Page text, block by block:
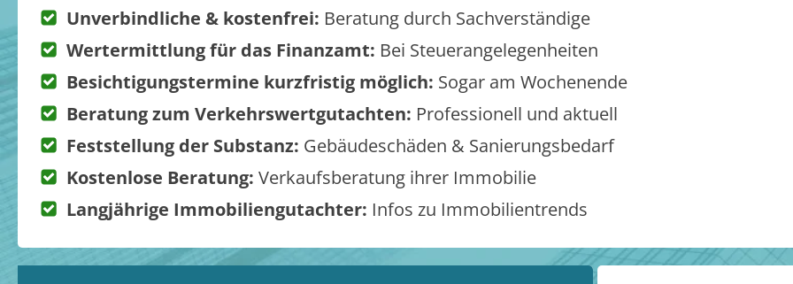
Unverbindliche & kostenfrei: Beratung durch Sachverständige
Wertermittlung für das Finanzamt: Bei Steuerangelegenheiten
Besichtigungstermine kurzfristig möglich: Sogar am Wochenende
Beratung zum Verkehrswertgutachten: Professionell und aktuell
Feststellung der Substanz: Gebäudeschäden & Sanierungsbedarf
Kostenlose Beratung: Verkaufsberatung ihrer Immobilie
Langjährige Immobiliengutachter: Infos zu Immobilientrends